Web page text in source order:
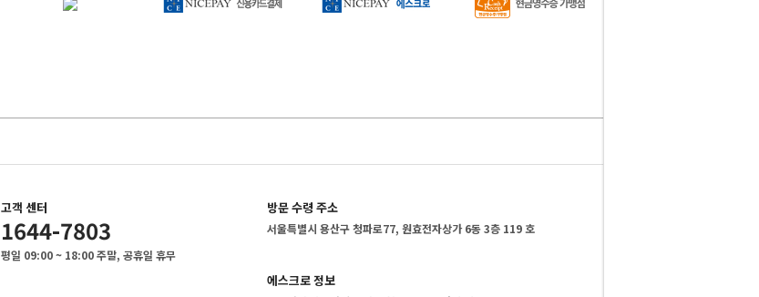
고객 센터
1644-7803
평일 09:00 ~ 18:00 주말, 공휴일 휴무
방문 수령 주소
서울특별시 용산구 청파로77, 원효전자상가 6동 3층 119 호
에스크로 정보